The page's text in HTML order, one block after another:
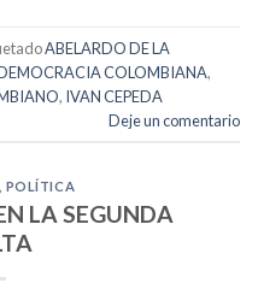
ABELARDO DE LA
COLOMBIANA,
, IVAN CEPEDA
Deje un comentario
POLÍTICA
LA SEGUNDA